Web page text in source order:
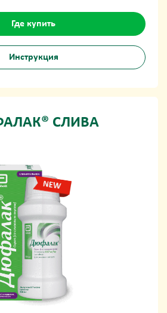
Где купить
Инструкция
СЛИВА